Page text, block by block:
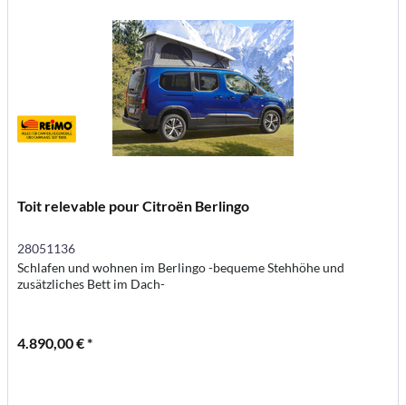
Toit relevable pour Citroën Berlingo
28051136
Schlafen und wohnen im Berlingo -bequeme Stehhöhe und
zusätzliches Bett im Dach-
4.890,00 € *